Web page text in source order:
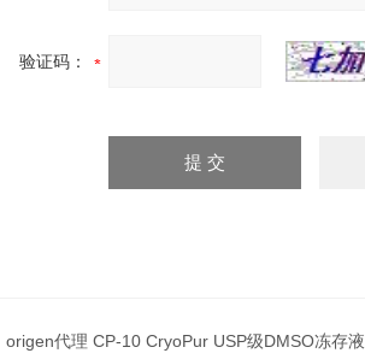
验证码：
origen代理 CP-10 CryoPur USP级DMSO冻存液